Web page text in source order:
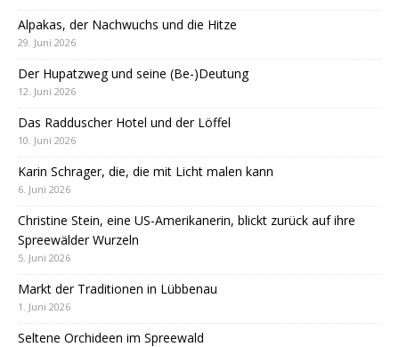
Alpakas, der Nachwuchs und die Hitze
29. Juni 2026
Der Hupatzweg und seine (Be-)Deutung
12. Juni 2026
Das Radduscher Hotel und der Löffel
10. Juni 2026
Karin Schrager, die, die mit Licht malen kann
6. Juni 2026
Christine Stein, eine US-Amerikanerin, blickt zurück auf ihre
Spreewälder Wurzeln
5. Juni 2026
Markt der Traditionen in Lübbenau
1. Juni 2026
Seltene Orchideen im Spreewald